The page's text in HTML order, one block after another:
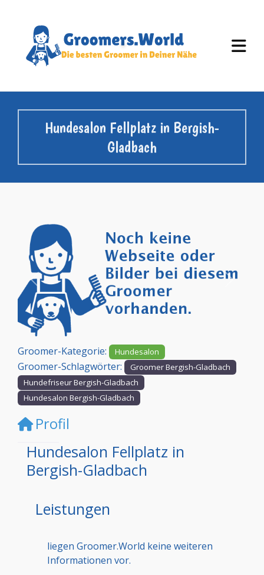
Hundesalon Fellplatz in Bergish-
Gladbach
Vorheriges
Groomer-Kategorie: Hundesalon
Groomer-Schlagwörter:
Groomer Bergish-Gladbach
Hundefriseur Bergish-Gladbach
Hundesalon Bergish-Gladbach
Profil
Hundesalon Fellplatz in
Bergish-Gladbach
Leistungen
liegen Groomer.World keine weiteren
Informationen vor.